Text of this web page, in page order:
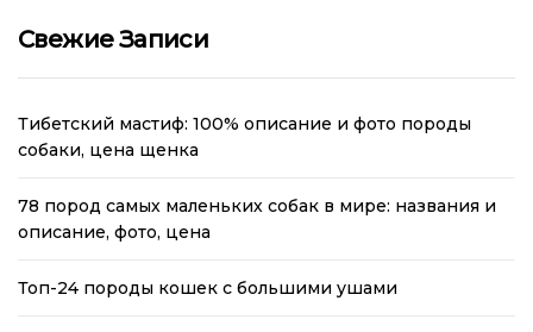
Свежие Записи
Тибетский мастиф: 100% описание и фото породы
собаки, цена щенка
78 пород самых маленьких собак в мире: названия и
описание, фото, цена
Топ-24 породы кошек с большими ушами